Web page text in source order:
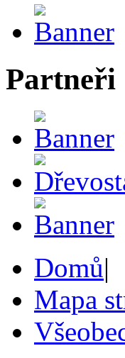
Partneři
Domů|
Mapa